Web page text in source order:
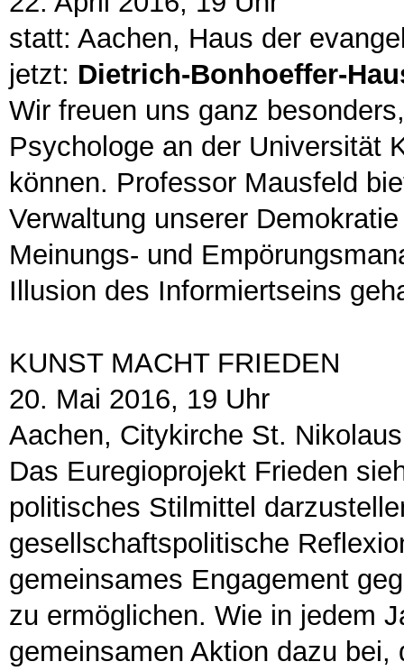
statt: Aachen, Haus der
jetzt: Dietrich-Bonhoeffer-
Wir freuen uns ganz
Psychologe an der Universität
können. Professor Mausfeld
Verwaltung unserer
Meinungs- und
Illusion des Informiertseins
KUNST MACHT FRIEDEN
20. Mai 2016, 19 Uhr
Aachen, Citykirche St.
Das Euregioprojekt Frieden
politisches Stilmittel
gesellschaftspolitische
gemeinsames Engagement
zu ermöglichen. Wie in jedem
gemeinsamen Aktion dazu